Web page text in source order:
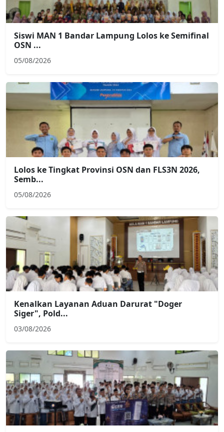
Siswi MAN 1 Bandar Lampung Lolos ke Semifinal
OSN ...
05/08/2026
Lolos ke Tingkat Provinsi OSN dan FLS3N 2026,
Semb...
05/08/2026
Kenalkan Layanan Aduan Darurat "Doger
Siger", Pold...
03/08/2026